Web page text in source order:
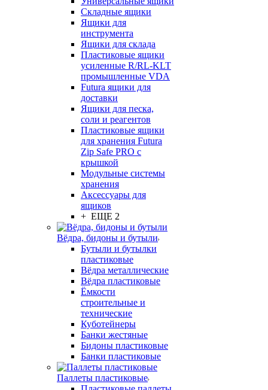
Складные ящики
Ящики для
инструмента
Ящики для склада
Пластиковые ящики
усиленные R/RL-KLT
промышленные VDA
Futura ящики для
доставки
Ящики для песка,
соли и реагентов
Пластиковые ящики
для хранения Futura
Zip Safe PRO с
крышкой
Модульные системы
хранения
Аксессуары для
ящиков
+ ЕЩЕ 2
Вёдра, бидоны и бутыли
Бутыли и бутылки
пластиковые
Вёдра металлические
Вёдра пластиковые
Ёмкости
строительные и
технические
Куботейнеры
Банки жестяные
Бидоны пластиковые
Банки пластиковые
Паллеты пластиковые